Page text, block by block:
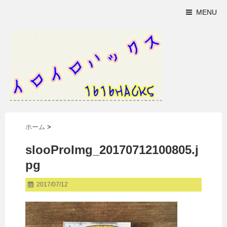
MENU
ホーム >
slooProImg_20170712100805.j
pg
2017/07/12